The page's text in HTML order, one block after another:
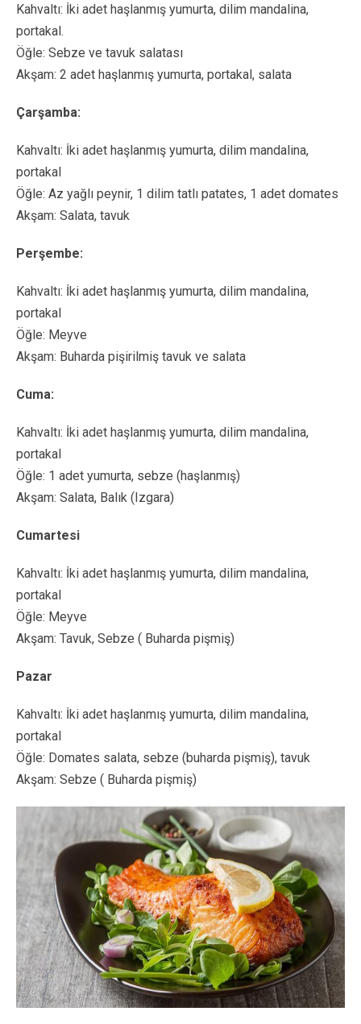
Kahvaltı: İki adet haşlanmış yumurta, dilim mandalina,
portakal.
Öğle: Sebze ve tavuk salatası
Akşam: 2 adet haşlanmış yumurta, portakal, salata
Çarşamba:
Kahvaltı: İki adet haşlanmış yumurta, dilim mandalina,
portakal
Öğle: Az yağlı peynir, 1 dilim tatlı patates, 1 adet domates
Akşam: Salata, tavuk
Perşembe:
Kahvaltı: İki adet haşlanmış yumurta, dilim mandalina,
portakal
Öğle: Meyve
Akşam: Buharda pişirilmiş tavuk ve salata
Cuma:
Kahvaltı: İki adet haşlanmış yumurta, dilim mandalina,
portakal
Öğle: 1 adet yumurta, sebze (haşlanmış)
Akşam: Salata, Balık (Izgara)
Cumartesi
Kahvaltı: İki adet haşlanmış yumurta, dilim mandalina,
portakal
Öğle: Meyve
Akşam: Tavuk, Sebze ( Buharda pişmiş)
Pazar
Kahvaltı: İki adet haşlanmış yumurta, dilim mandalina,
portakal
Öğle: Domates salata, sebze (buharda pişmiş), tavuk
Akşam: Sebze ( Buharda pişmiş)